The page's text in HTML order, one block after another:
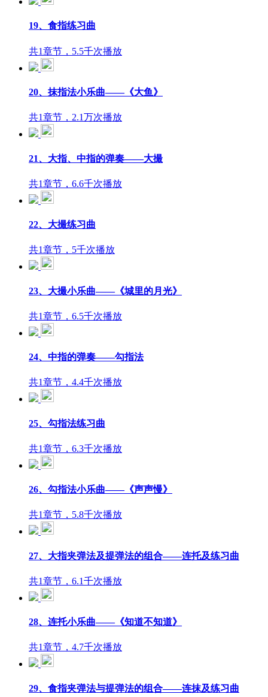
19、食指练习曲
共1章节，5.5千次播放
20、抹指法小乐曲——《大鱼》
共1章节，2.1万次播放
21、大指、中指的弹奏——大撮
共1章节，6.6千次播放
22、大撮练习曲
共1章节，5千次播放
23、大撮小乐曲——《城里的月光》
共1章节，6.5千次播放
24、中指的弹奏——勾指法
共1章节，4.4千次播放
25、勾指法练习曲
共1章节，6.3千次播放
26、勾指法小乐曲——《声声慢》
共1章节，5.8千次播放
27、大指夹弹法及提弹法的组合——连托及练习曲
共1章节，6.1千次播放
28、连托小乐曲——《知道不知道》
共1章节，4.7千次播放
29、食指夹弹法与提弹法的组合——连抹及练习曲